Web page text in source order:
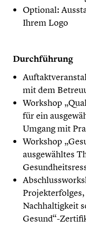
Optional:
Ihrem Logo
Durchführung
mit dem
Workshop
für ein
Umgang mit
Workshop
ausgewähltes
Nachhaltigkeit
Gesund“-